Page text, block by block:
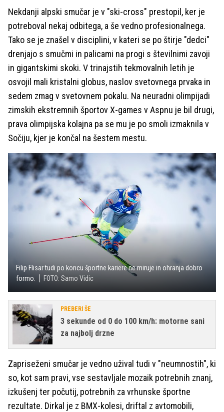
Nekdanji alpski smučar je v "ski-cross" prestopil, ker je
potreboval nekaj odbitega, a še vedno profesionalnega.
Tako se je znašel v disciplini, v kateri se po štirje "dedci"
drenjajo s smučmi in palicami na progi s številnimi zavoji
in gigantskimi skoki. V trinajstih tekmovalnih letih je
osvojil mali kristalni globus, naslov svetovnega prvaka in
sedem zmag v svetovnem pokalu. Na neuradni olimpijadi
zimskih ekstremnih športov X-games v Aspnu je bil drugi,
prava olimpijska kolajna pa se mu je po smoli izmaknila v
Sočiju, kjer je končal na šestem mestu.
Filip Flisar tudi po koncu športne kariere ne miruje in ohranja dobro
formo.
FOTO: Samo Vidic
PREBERI ŠE
3 sekunde od 0 do 100 km/h: motorne sani
za najbolj drzne
Zapriseženi smučar je vedno užival tudi v "neumnostih", ki
so, kot sam pravi, vse sestavljale mozaik potrebnih znanj,
izkušenj ter počutij, potrebnih za vrhunske športne
rezultate. Dirkal je z BMX-kolesi, driftal z avtomobili,